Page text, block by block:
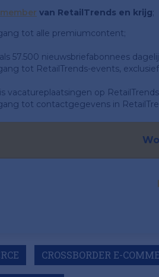
van RetailTrends en krijg;
tot alle premiumcontent;
als 57.500 nieuwsbriefabonnees
tot RetailTrends-events,
vacatureplaatsingen op
tot contactgegevens in
CROSSBORDER E-